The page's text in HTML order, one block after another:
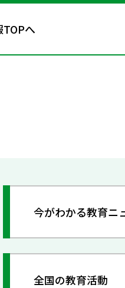
へ
今がわかる教育ニ
全国の教育活動